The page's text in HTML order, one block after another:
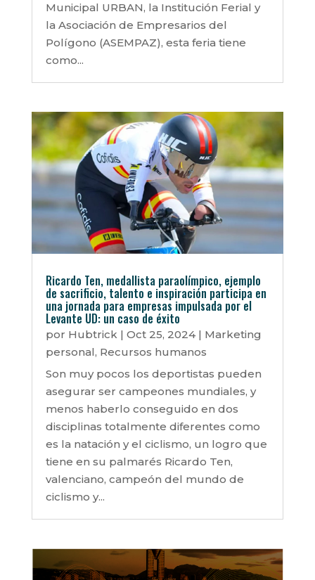
Municipal URBAN, la Institución Ferial y
la Asociación de Empresarios del
Polígono (ASEMPAZ), esta feria tiene
como...
Ricardo Ten, medallista paraolímpico, ejemplo
de sacrificio, talento e inspiración participa en
una jornada para empresas impulsada por el
Levante UD: un caso de éxito
por Hubtrick| Oct 25, 2024| Marketing
personal, Recursos humanos
Son muy pocos los deportistas pueden
asegurar ser campeones mundiales, y
menos haberlo conseguido en dos
disciplinas totalmente diferentes como
es la natación y el ciclismo, un logro que
tiene en su palmarés Ricardo Ten,
valenciano, campeón del mundo de
ciclismo y...